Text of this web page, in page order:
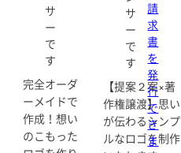
サ
ー
で
す
完全オーダ
ーメイドで
作成！想い
のこもった
サ
ー
で
す
請
求
書
を
発
行
で
き
ま
【提案２案×著
作権譲渡】思い
が伝わるシンプ
ルなロゴを制作